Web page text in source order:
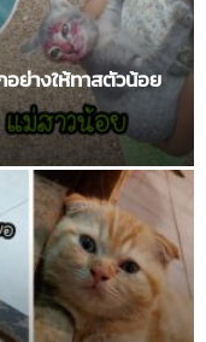
ย่างให้ทาสตัวน้อย